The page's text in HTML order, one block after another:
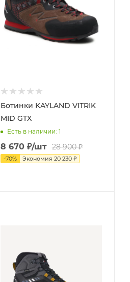
Ботинки KAYLAND VITRIK
MID GTX
Есть в наличии: 1
8 670₽/шт 28 900₽
-70% Экономия 20 230₽